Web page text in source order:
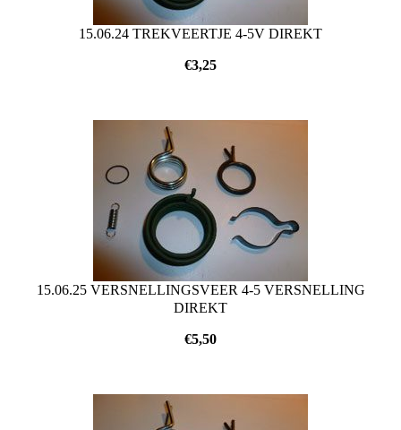
15.06.24 TREKVEERTJE 4-5V DIREKT
€3,25
15.06.25 VERSNELLINGSVEER 4-5 VERSNELLING
DIREKT
€5,50